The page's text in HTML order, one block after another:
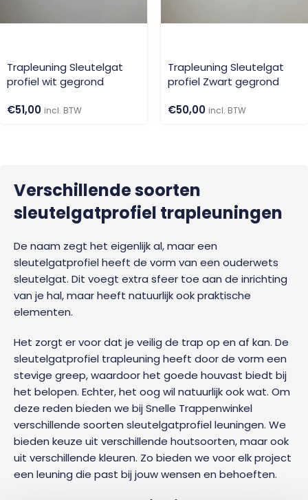
Trapleuning Sleutelgat
profiel wit gegrond
€51,00 incl. BTW
Trapleuning Sleutelgat
profiel Zwart gegrond
€50,00 incl. BTW
Verschillende soorten
sleutelgatprofiel trapleuningen
De naam zegt het eigenlijk al, maar een
sleutelgatprofiel heeft de vorm van een ouderwets
sleutelgat. Dit voegt extra sfeer toe aan de inrichting
van je hal, maar heeft natuurlijk ook praktische
elementen.
Het zorgt er voor dat je veilig de trap op en af kan. De
sleutelgatprofiel trapleuning heeft door de vorm een
stevige greep, waardoor het goede houvast biedt bij
het belopen. Echter, het oog wil natuurlijk ook wat. Om
deze reden bieden we bij Snelle Trappenwinkel
verschillende soorten sleutelgatprofiel leuningen. We
bieden keuze uit verschillende houtsoorten, maar ook
uit verschillende kleuren. Zo bieden we voor elk project
een leuning die past bij jouw wensen en behoeften.